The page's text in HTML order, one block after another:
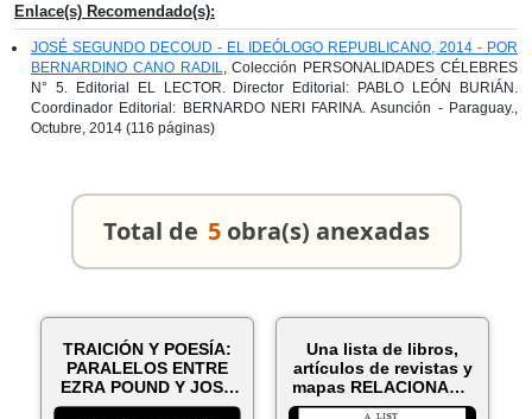
Enlace(s) Recomendado(s):
JOSÉ SEGUNDO DECOUD - EL IDEÓLOGO REPUBLICANO, 2014 - POR
BERNARDINO CANO RADIL, Colección PERSONALIDADES CÉLEBRES
N° 5. Editorial EL LECTOR. Director Editorial: PABLO LEÓN BURIÁN.
Coordinador Editorial: BERNARDO NERI FARINA. Asunción - Paraguay.,
Octubre, 2014 (116 páginas)
Total de 5 obra(s) anexadas
TRAICIÓN Y POESÍA:
PARALELOS ENTRE
EZRA POUND Y JOSÉ
SEGUNDO DECO...
Una lista de libros,
artículos de revistas y
mapas RELACIONADO
CO...